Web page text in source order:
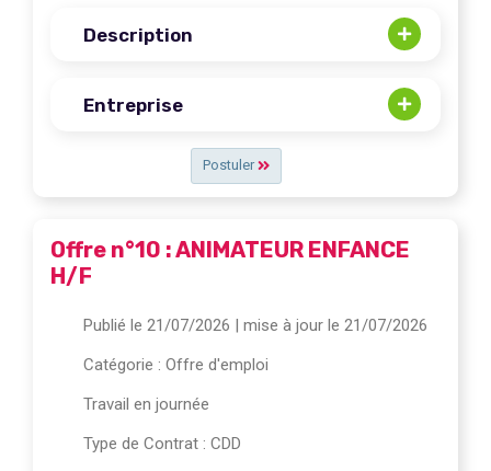
Postuler
Description
Entreprise
Offre n°10 : ANIMATEUR ENFANCE
H/F
Publié le 21/07/2026 | mise à jour le 21/07/2026
Catégorie : Offre d'emploi
Travail en journée
Type de Contrat : CDD